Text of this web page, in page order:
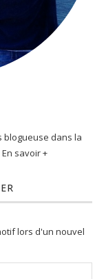
blogueuse dans la
savoir +
lors d'un nouvel